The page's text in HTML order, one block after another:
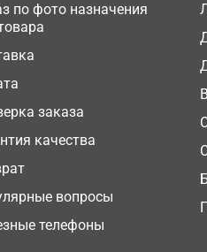
по фото назначения
заказа
качества
вопросы
телефоны